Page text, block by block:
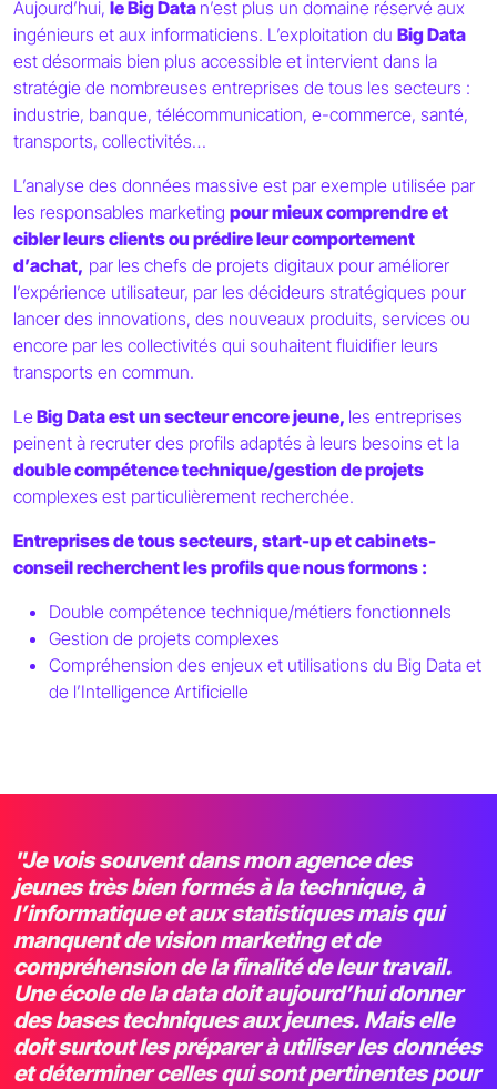
Aujourd’hui, le Big Data n’est plus un domaine réservé aux
ingénieurs et aux informaticiens. L’exploitation du Big Data
est désormais bien plus accessible et intervient dans la
stratégie de nombreuses entreprises de tous les secteurs :
industrie, banque, télécommunication, e-commerce, santé,
transports, collectivités…
L’analyse des données massive est par exemple utilisée par
les responsables marketing pour mieux comprendre et
cibler leurs clients ou prédire leur comportement
d’achat, par les chefs de projets digitaux pour améliorer
l’expérience utilisateur, par les décideurs stratégiques pour
lancer des innovations, des nouveaux produits, services ou
encore par les collectivités qui souhaitent fluidifier leurs
transports en commun.
LeBig Data est un secteur encore jeune, les entreprises
peinent à recruter des profils adaptés à leurs besoins et la
double compétence technique/gestion de projets
complexes est particulièrement recherchée.
Entreprises de tous secteurs, start-up et cabinets-
conseil recherchent les profils que nous formons :
Double compétence technique/métiers fonctionnels
Gestion de projets complexes
Compréhension des enjeux et utilisations du Big Data et
de l’Intelligence Artificielle
"Je vois souvent dans mon agence des
jeunes très bien formés à la technique, à
l’informatique et aux statistiques mais qui
manquent de vision marketing et de
compréhension de la finalité de leur travail.
Une école de la data doit aujourd’hui donner
des bases techniques aux jeunes. Mais elle
doit surtout les préparer à utiliser les données
et déterminer celles qui sont pertinentes pour